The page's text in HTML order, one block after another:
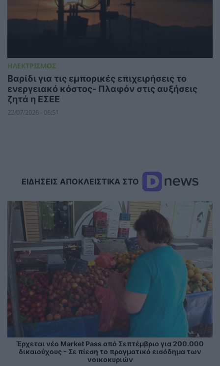
ΗΛΕΚΤΡΙΣΜΟΣ
Βαρίδι για τις εμπορικές επιχειρήσεις το
ενεργειακό κόστος- Πλαφόν στις αυξήσεις
ζητά η ΕΣΕΕ
22/07/2026 - 06:51
ΕΙΔΗΣΕΙΣ ΑΠΟΚΛΕΙΣΤΙΚΑ ΣΤΟ
Έρχεται νέο Market Pass από Σεπτέμβριο για 200.000
δικαιούχους - Σε πίεση το πραγματικό εισόδημα των
νοικοκυριών